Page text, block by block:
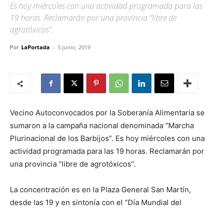
Es hoy miércoles con una actividad programada para las
19 horas. Reclamarán por una provincia “libre de
agrotóxicos”.
Por LaPortada - 5 junio, 2019
Vecino Autoconvocados por la Soberanía Alimentaria se
sumaron a la campaña nacional denominada “Marcha
Plurinacional de los Barbijos”. Es hoy miércoles con una
actividad programada para las 19 horas. Reclamarán por
una provincia “libre de agrotóxicos”.
La concentración es en la Plaza General San Martín,
desde las 19 y en sintonía con el “Día Mundial del